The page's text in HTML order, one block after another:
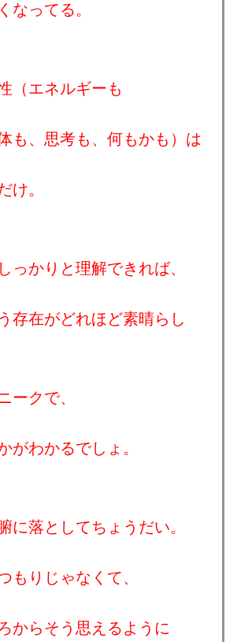
なってる。
（エネルギーも
も、思考も、何もかも）は
け。
っかりと理解できれば、
存在がどれほど素晴らし
ークで、
がわかるでしょ。
に落としてちょうだい。
もりじゃなくて、
からそう思えるように